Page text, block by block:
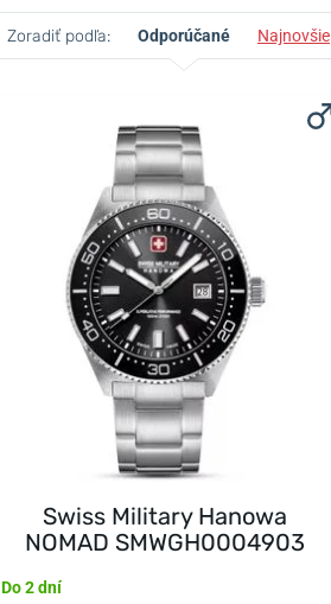
Zoradiť podľa: Odporúčané Najnovšie
Swiss Military Hanowa
NOMAD SMWGH0004903
Do 2 dní